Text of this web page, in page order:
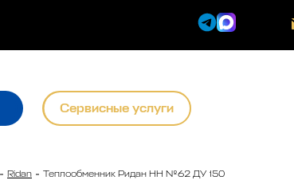
Сервисные услуги
Ridan Теплообменник Ридан НН №62 ДУ 150